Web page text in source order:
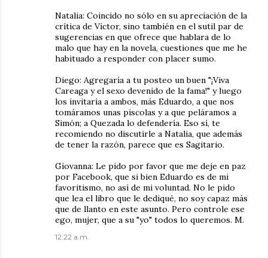
Natalia: Coincido no sólo en su apreciación de la
crítica de Víctor, sino también en el sutil par de
sugerencias en que ofrece que hablara de lo
malo que hay en la novela, cuestiones que me he
habituado a responder con placer sumo.
Diego: Agregaría a tu posteo un buen "¡Viva
Careaga y el sexo devenido de la fama!" y luego
los invitaría a ambos, más Eduardo, a que nos
tomáramos unas piscolas y a que peláramos a
Simón; a Quezada lo defendería. Eso sí, te
recomiendo no discutirle a Natalia, que además
de tener la razón, parece que es Sagitario.
Giovanna: Le pido por favor que me deje en paz
por Facebook, que si bien Eduardo es de mi
favoritismo, no así de mi voluntad. No le pido
que lea el libro que le dediqué, no soy capaz más
que de llanto en este asunto. Pero controle ese
ego, mujer, que a su "yo" todos lo queremos. M.
12:22 a.m.